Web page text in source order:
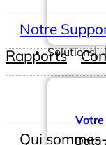
Solutions
Votre
Data
Notre
Rapports
Qui